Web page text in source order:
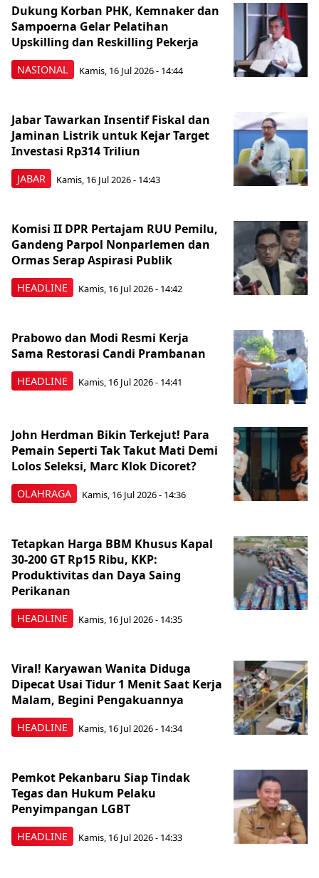
NASIONAL
Dukung Korban PHK, Kemnaker dan
Sampoerna Gelar Pelatihan
Upskilling dan Reskilling Pekerja
Kamis, 16 Jul 2026 - 14:44
JABAR
Jabar Tawarkan Insentif Fiskal dan
Jaminan Listrik untuk Kejar Target
Investasi Rp314 Triliun
Kamis, 16 Jul 2026 - 14:43
HEADLINE
Komisi II DPR Pertajam RUU Pemilu,
Gandeng Parpol Nonparlemen dan
Ormas Serap Aspirasi Publik
Kamis, 16 Jul 2026 - 14:42
HEADLINE
Prabowo dan Modi Resmi Kerja
Sama Restorasi Candi Prambanan
Kamis, 16 Jul 2026 - 14:41
OLAHRAGA
John Herdman Bikin Terkejut! Para
Pemain Seperti Tak Takut Mati Demi
Lolos Seleksi, Marc Klok Dicoret?
Kamis, 16 Jul 2026 - 14:36
HEADLINE
Tetapkan Harga BBM Khusus Kapal
30-200 GT Rp15 Ribu, KKP:
Produktivitas dan Daya Saing
Perikanan
Kamis, 16 Jul 2026 - 14:35
HEADLINE
Viral! Karyawan Wanita Diduga
Dipecat Usai Tidur 1 Menit Saat Kerja
Malam, Begini Pengakuannya
Kamis, 16 Jul 2026 - 14:34
HEADLINE
Pemkot Pekanbaru Siap Tindak
Tegas dan Hukum Pelaku
Penyimpangan LGBT
Kamis, 16 Jul 2026 - 14:33